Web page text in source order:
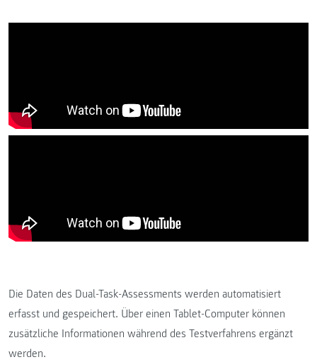
Die Daten des Dual-Task-Assessments werden automatisiert
erfasst und gespeichert. Über einen Tablet-Computer können
zusätzliche Informationen während des Testverfahrens ergänzt
werden.